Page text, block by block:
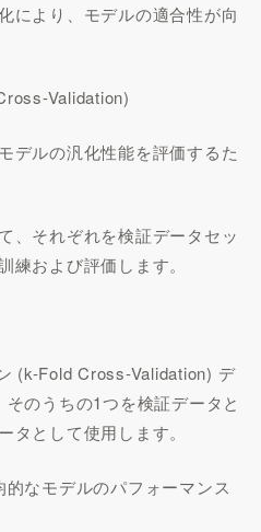
により、モデルの適合性が向
Validation)
デルの汎化性能を評価するた
、それぞれを検証データセッ
練および評価します。
(k-Fold Cross-Validation) デ
のうちの1つを検証データと
タとして使用します。
なモデルのパフォーマンス